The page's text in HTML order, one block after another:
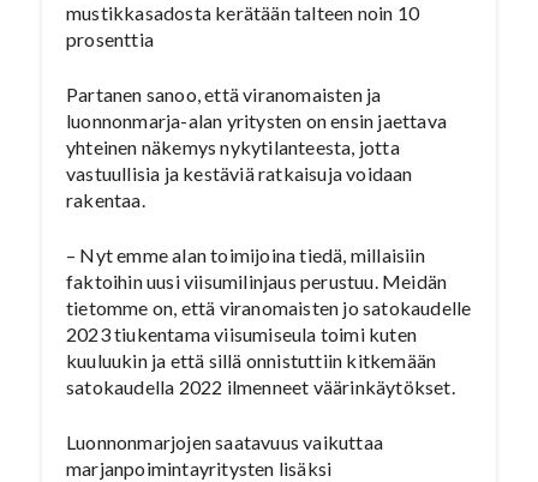
mustikkasadosta kerätään talteen noin 10
prosenttia
Partanen sanoo, että viranomaisten ja
luonnonmarja-alan yritysten on ensin jaettava
yhteinen näkemys nykytilanteesta, jotta
vastuullisia ja kestäviä ratkaisuja voidaan
rakentaa.
– Nyt emme alan toimijoina tiedä, millaisiin
faktoihin uusi viisumilinjaus perustuu. Meidän
tietomme on, että viranomaisten jo satokaudelle
2023 tiukentama viisumiseula toimi kuten
kuuluukin ja että sillä onnistuttiin kitkemään
satokaudella 2022 ilmenneet väärinkäytökset.
Luonnonmarjojen saatavuus vaikuttaa
marjanpoimintayritysten lisäksi